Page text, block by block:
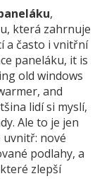
,
která zahrnuje
a často i vnitřní
paneláku, it is
old windows
and
lidí si myslí,
Ale to je jen
uvnitř: nové
podlahy, a
zlepší